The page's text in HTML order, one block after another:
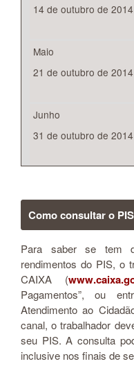
14 de outubro de 2014
Maio
21 de outubro de 2014
Junho
31 de outubro de 2014
Como consultar o PIS
Para saber se tem
rendimentos do PIS, o
CAIXA (
Pagamentos”, ou
Atendimento ao
canal, o trabalhador
seu PIS. A consulta
inclusive nos finais de